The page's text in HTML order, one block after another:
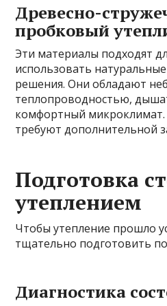
Древесно-
пробковый
Эти материалы подходят
использовать
решения. Они обладают
теплопроводностью,
комфортный микроклимат.
требуют дополнительной
Подготовка
утеплением
Чтобы утепление прошло
тщательно подготовить
Диагностика